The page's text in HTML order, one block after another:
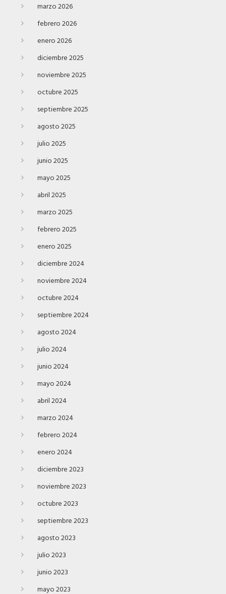
marzo 2026
febrero 2026
enero 2026
diciembre 2025
noviembre 2025
octubre 2025
septiembre 2025
agosto 2025
julio 2025
junio 2025
mayo 2025
abril 2025
marzo 2025
febrero 2025
enero 2025
diciembre 2024
noviembre 2024
octubre 2024
septiembre 2024
agosto 2024
julio 2024
junio 2024
mayo 2024
abril 2024
marzo 2024
febrero 2024
enero 2024
diciembre 2023
noviembre 2023
octubre 2023
septiembre 2023
agosto 2023
julio 2023
junio 2023
mayo 2023